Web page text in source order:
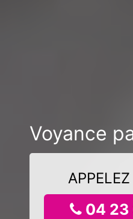
Voyance
04 23